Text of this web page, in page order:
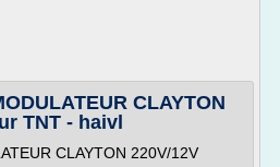
CLAYTON
TNT - haivl
CLAYTON 220V/12V